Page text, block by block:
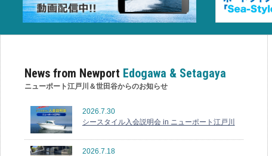
News from Newport Edogawa & Setagaya
ニューポート江戸川＆世田谷からのお知らせ
2026.7.30
シースタイル入会説明会 in ニューポート江戸川
2026.7.18